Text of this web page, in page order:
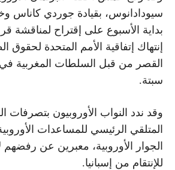
سيودادانوس، بقيادة جوردي كاناس
بداية الأسبوع على إقتراح لمناقشة
إنتهاك إتفاقية الأمم المتحدة
القصر من قبل السلطات المغربية
سبتة.
وقد ندد النواب الأوروبيون بتصرفات
المتلقي الرئيسي للمساعدات
الجوار الأوروبية، معبرين عن رفضهم
للإنتقام من إسبانيا.